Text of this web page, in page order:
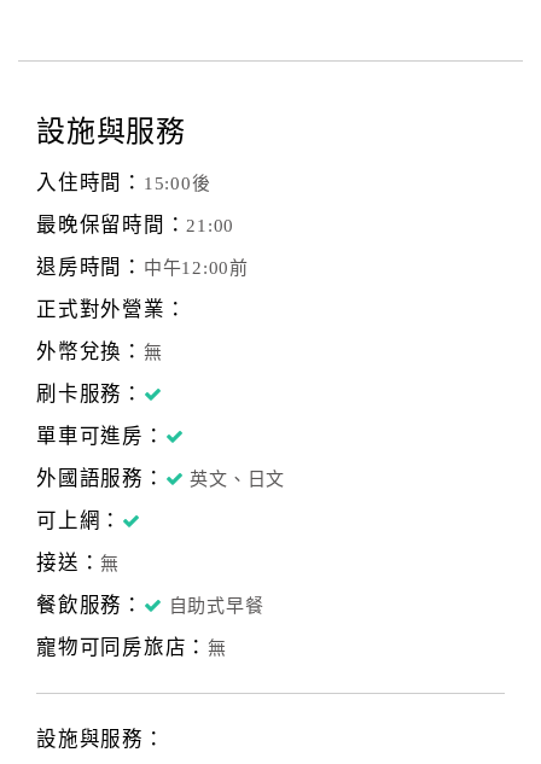
設施與服務
入住時間： 15:00後
最晚保留時間：21:00
退房時間： 中午12:00前
正式對外營業：
外幣兌換： 無
刷卡服務：
單車可進房：
外國語服務：
英文、日文
可上網：
接送：無
餐飲服務： 自助式早餐
寵物可同房旅店： 無
設施與服務：